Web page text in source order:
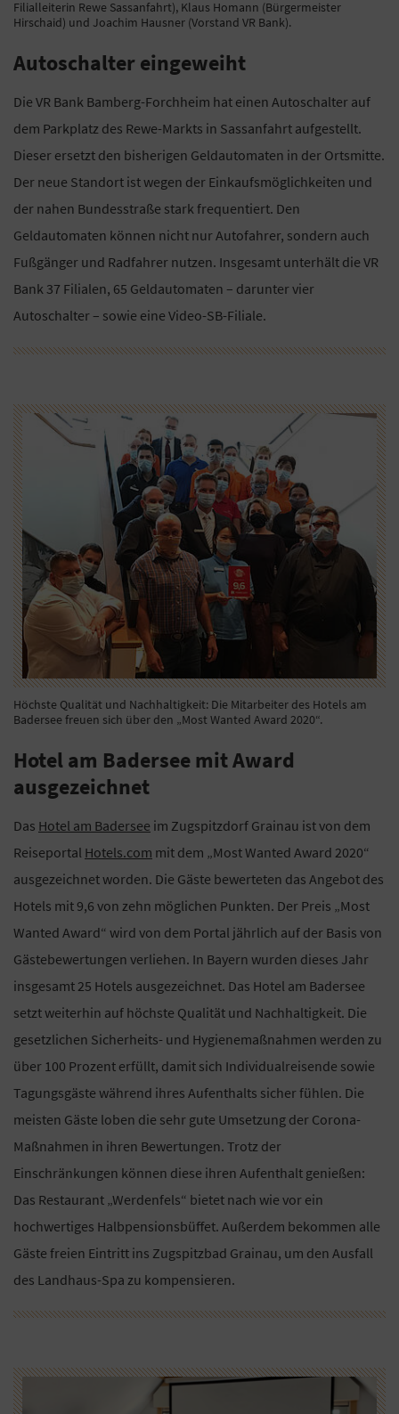
Filialleiterin Rewe Sassanfahrt), Klaus Homann (Bürgermeister
Hirschaid) und Joachim Hausner (Vorstand VR Bank).
Autoschalter eingeweiht
Die VR Bank Bamberg-Forchheim hat einen Autoschalter auf
dem Parkplatz des Rewe-Markts in Sassanfahrt aufgestellt.
Dieser ersetzt den bisherigen Geldautomaten in der Ortsmitte.
Der neue Standort ist wegen der Einkaufsmöglichkeiten und
der nahen Bundesstraße stark frequentiert. Den
Geldautomaten können nicht nur Autofahrer, sondern auch
Fußgänger und Radfahrer nutzen. Insgesamt unterhält die VR
Bank 37 Filialen, 65 Geldautomaten – darunter vier
Autoschalter – sowie eine Video-SB-Filiale.
Höchste Qualität und Nachhaltigkeit: Die Mitarbeiter des Hotels am
Badersee freuen sich über den „Most Wanted Award 2020“.
Hotel am Badersee mit Award
ausgezeichnet
Das Hotel am Badersee im Zugspitzdorf Grainau ist von dem
Reiseportal Hotels.com mit dem „Most Wanted Award 2020“
ausgezeichnet worden. Die Gäste bewerteten das Angebot des
Hotels mit 9,6 von zehn möglichen Punkten. Der Preis „Most
Wanted Award“ wird von dem Portal jährlich auf der Basis von
Gästebewertungen verliehen. In Bayern wurden dieses Jahr
insgesamt 25 Hotels ausgezeichnet. Das Hotel am Badersee
setzt weiterhin auf höchste Qualität und Nachhaltigkeit. Die
gesetzlichen Sicherheits- und Hygienemaßnahmen werden zu
über 100 Prozent erfüllt, damit sich Individualreisende sowie
Tagungsgäste während ihres Aufenthalts sicher fühlen. Die
meisten Gäste loben die sehr gute Umsetzung der Corona-
Maßnahmen in ihren Bewertungen. Trotz der
Einschränkungen können diese ihren Aufenthalt genießen:
Das Restaurant „Werdenfels“ bietet nach wie vor ein
hochwertiges Halbpensionsbüffet. Außerdem bekommen alle
Gäste freien Eintritt ins Zugspitzbad Grainau, um den Ausfall
des Landhaus-Spa zu kompensieren.